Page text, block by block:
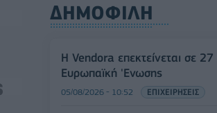
ΔΗΜΟΦΙΛΗ
Η Vendora επεκτείνεται σε
Ευρωπαϊκή 'Ενωσης
05/08/2026 - 10:52 ΕΠΙΧΕΙΡΗΣΕΙΣ